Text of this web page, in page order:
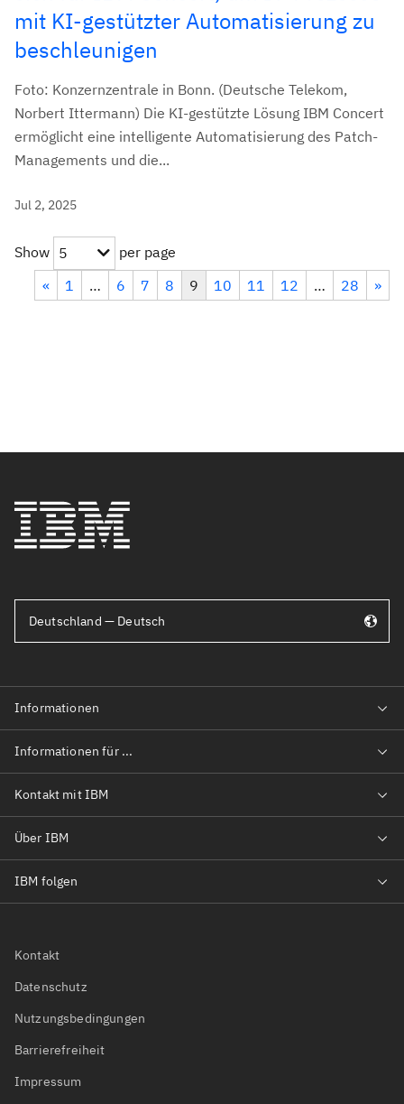
mit KI-gestützter Automatisierung zu
beschleunigen
Foto: Konzernzentrale in Bonn. (Deutsche Telekom,
Norbert Ittermann) Die KI-gestützte Lösung IBM Concert
ermöglicht eine intelligente Automatisierung des Patch-
Managements und die...
Jul 2, 2025
Show 5
per page
«
1 … 6 7 8 9 10 11 12 … 28 »
Deutschland — Deutsch
Kontakt
Datenschutz
Nutzungsbedingungen
Barrierefreiheit
Impressum